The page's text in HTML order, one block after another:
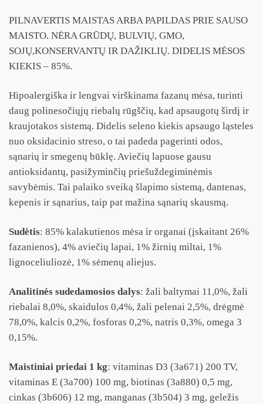
PILNAVERTIS MAISTAS ARBA PAPILDAS PRIE SAUSO
MAISTO. NĖRA GRŪDŲ, BULVIŲ, GMO,
SOJŲ,KONSERVANTŲ IR DAŽIKLIŲ. DIDELIS MĖSOS
KIEKIS – 85%.
Hipoalergiška ir lengvai virškinama fazanų mėsa, turinti
daug polinesočiųjų riebalų rūgščių, kad apsaugotų širdį ir
kraujotakos sistemą. Didelis seleno kiekis apsaugo ląsteles
nuo oksidacinio streso, o tai padeda pagerinti odos,
sąnarių ir smegenų būklę. Aviečių lapuose gausu
antioksidantų, pasižyminčių priešuždegiminėmis
savybėmis. Tai palaiko sveiką šlapimo sistemą, dantenas,
kepenis ir sąnarius, taip pat mažina sąnarių skausmą.
Sudėtis: 85% kalakutienos mėsa ir organai (įskaitant 26%
fazanienos), 4% aviečių lapai, 1% žirnių miltai, 1%
lignoceliuliozė, 1% sėmenų aliejus.
Analitinės sudedamosios dalys: žali baltymai 11,0%, žali
riebalai 8,0%, skaidulos 0,4%, žali pelenai 2,5%, drėgmė
78,0%, kalcis 0,2%, fosforas 0,2%, natris 0,3%, omega 3
0,15%.
Maistiniai priedai 1 kg: vitaminas D3 (3a671) 200 TV,
vitaminas E (3a700) 100 mg, biotinas (3a880) 0,5 mg,
cinkas (3b606) 12 mg, manganas (3b504) 3 mg, geležis